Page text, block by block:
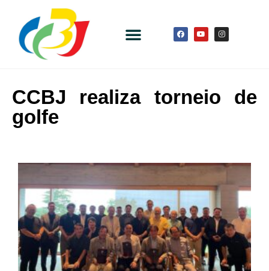
CCBJ realiza torneio de
golfe